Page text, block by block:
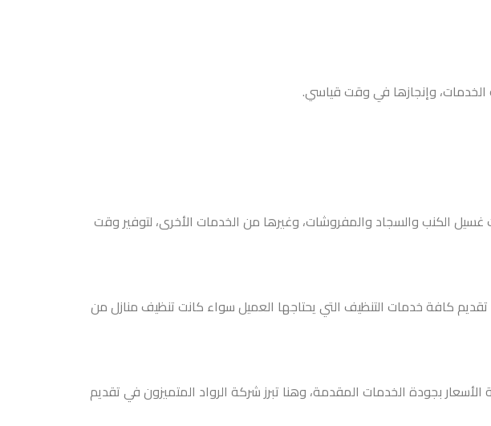
وإنجازها في وقت قياسي.
الكنب والسجاد والمفروشات، وغيرها من الخدمات الأخرى، لتوفير وقت
كافة خدمات التنظيف التي يحتاجها العميل سواء كانت تنظيف منازل من
بجودة الخدمات المقدمة، وهنا تبرز شركة الرواد المتميزون في تقديم